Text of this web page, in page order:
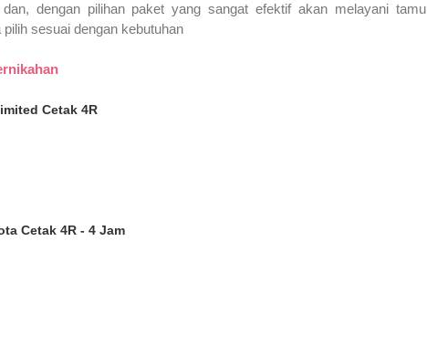
dengan pilihan paket yang sangat efektif akan melayani tamu
sesuai dengan kebutuhan
Cetak 4R
Cetak 4R - 4 Jam